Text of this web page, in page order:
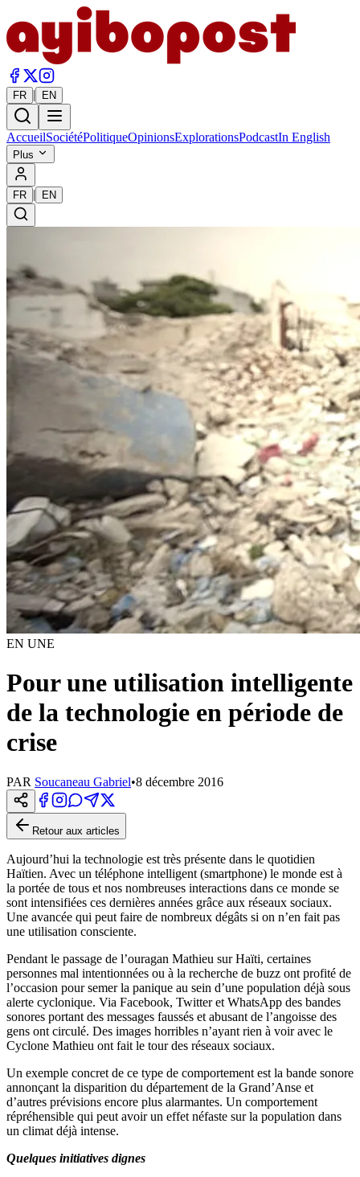
FR | EN
AccueilSociétéPolitiqueOpinionsExplorationsPodcastIn English
Plus
FR | EN
EN UNE
Pour une utilisation intelligente
de la technologie en période de
crise
PAR Soucaneau Gabriel•8 décembre 2016
Retour aux articles
Aujourd’hui la technologie est très présente dans le quotidien
Haïtien. Avec un téléphone intelligent (smartphone) le monde est à
la portée de tous et nos nombreuses interactions dans ce monde se
sont intensifiées ces dernières années grâce aux réseaux sociaux.
Une avancée qui peut faire de nombreux dégâts si on n’en fait pas
une utilisation consciente.
Pendant le passage de l’ouragan Mathieu sur Haïti, certaines
personnes mal intentionnées ou à la recherche de buzz ont profité de
l’occasion pour semer la panique au sein d’une population déjà sous
alerte cyclonique. Via Facebook, Twitter et WhatsApp des bandes
sonores portant des messages faussés et abusant de l’angoisse des
gens ont circulé. Des images horribles n’ayant rien à voir avec le
Cyclone Mathieu ont fait le tour des réseaux sociaux.
Un exemple concret de ce type de comportement est la bande sonore
annonçant la disparition du département de la Grand’Anse et
d’autres prévisions encore plus alarmantes. Un comportement
répréhensible qui peut avoir un effet néfaste sur la population dans
un climat déjà intense.
Quelques initiatives dignes